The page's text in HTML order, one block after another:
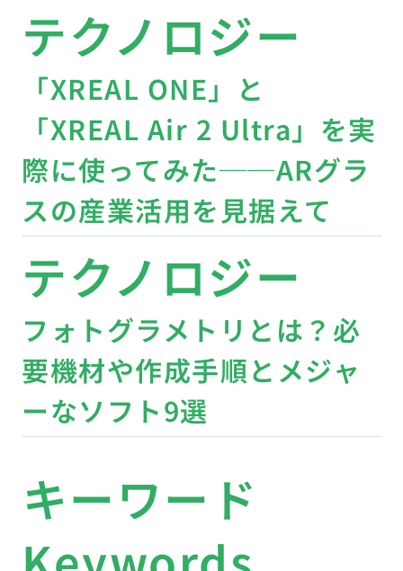
テクノロジー
「XREAL ONE」と
「XREAL Air 2 Ultra」を実
際に使ってみた──ARグラ
スの産業活用を見据えて
テクノロジー
フォトグラメトリとは？必
要機材や作成手順とメジャ
ーなソフト9選
キーワード